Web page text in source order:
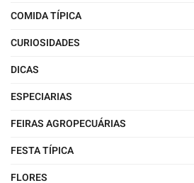
COMIDA TÍPICA
CURIOSIDADES
DICAS
ESPECIARIAS
FEIRAS AGROPECUÁRIAS
FESTA TÍPICA
FLORES